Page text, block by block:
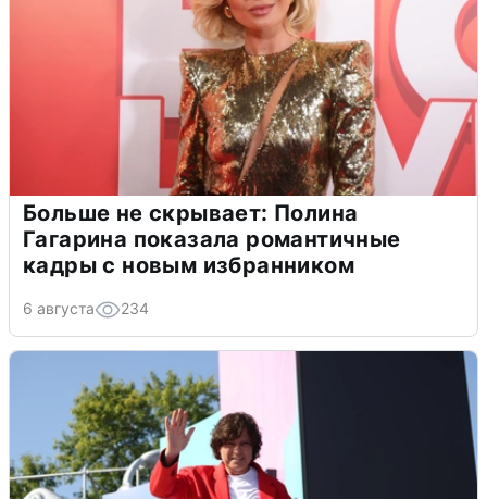
Больше не скрывает: Полина
Гагарина показала романтичные
кадры с новым избранником
6 августа 234